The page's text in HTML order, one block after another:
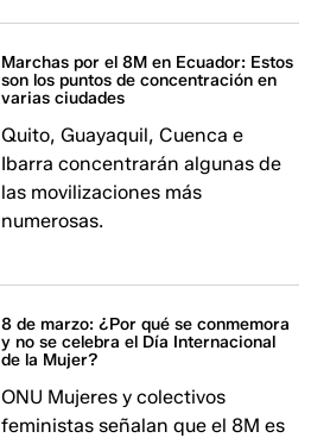
Marchas por el 8M en Ecuador: Estos
son los puntos de concentración en
varias ciudades
Quito, Guayaquil, Cuenca e
Ibarra concentrarán algunas de
las movilizaciones más
numerosas.
8 de marzo: ¿Por qué se conmemora
y no se celebra el Día Internacional
de la Mujer?
ONU Mujeres y colectivos
feministas señalan que el 8M es